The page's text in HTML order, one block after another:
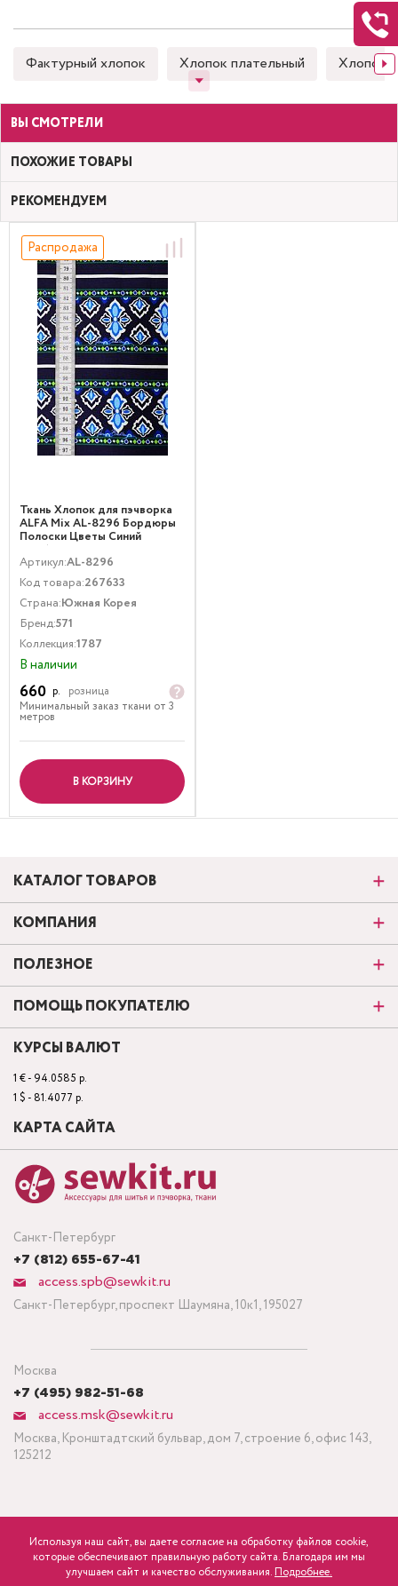
розница Минимальный заказ ткани от 3 метров
Фактурный хлопок Хлопок плательный Хлопок
ВЫ СМОТРЕЛИ
ПОХОЖИЕ ТОВАРЫ
РЕКОМЕНДУЕМ
Распродажа
Ткань Хлопок для пэчворка
ALFA Mix AL-8296 Бордюры
Полоски Цветы Синий
Голубой
Артикул:AL-8296
Код товара:267633
Страна:Южная Корея
Бренд:571
Коллекция:1787
В наличии
660 р.
розница
Минимальный заказ ткани от 3
метров
В КОРЗИНУ
Санкт-Петербург
+7 (812) 655-67-41
access.spb@sewkit.ru
Санкт-Петербург, проспект Шаумяна, 10к1, 195027
Москва
+7 (495) 982-51-68
access.msk@sewkit.ru
Москва, Кронштадтский бульвар, дом 7, строение 6, офис 143,
125212
КАТАЛОГ ТОВАРОВ
КОМПАНИЯ
ПОЛЕЗНОЕ
ПОМОЩЬ ПОКУПАТЕЛЮ
КУРСЫ ВАЛЮТ
1 € - 94.0585 р.
1 $ - 81.4077 р.
КАРТА САЙТА
ПОДПИСАТЬСЯ НА НОВОСТИ
Используя наш сайт, вы даете согласие на обработку файлов cookie,
которые обеспечивают правильную работу сайта. Благодаря им мы
улучшаем сайт и качество обслуживания. Подробнее.